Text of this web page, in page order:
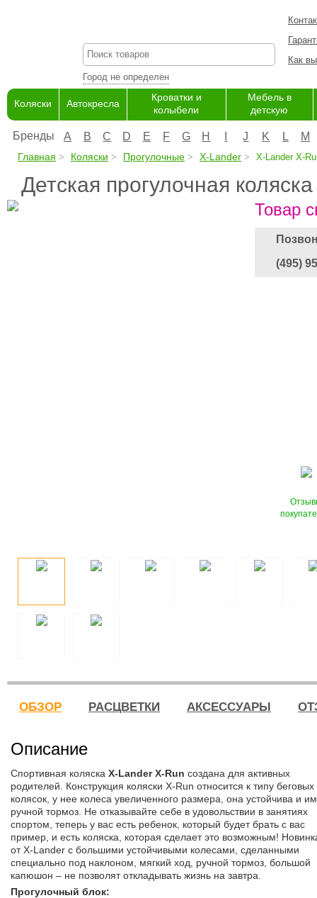
Город не определен
Как
Коляски Автокресла
Кроватки и
колыбели
Мебель в
детскую
Бренды A B C D E F G H J K L M
Главная Коляски Прогулочные X-Lander X-Lander X-
Детская прогулочная
Товар
(495)
ОБЗОР РАСЦВЕТКИ АКСЕССУАРЫ
Описание
Спортивная коляска X-Lander X-Run создана для активных
родителей. Конструкция коляски X-Run относится к типу беговых
колясок, у нее колеса увеличенного размера, она устойчива и
ручной тормоз. Не отказывайте себе в удовольствии в занятиях
спортом, теперь у вас есть ребенок, который будет брать с вас
пример, и есть коляска, которая сделает это возможным!
от X-Lander с большими устойчивыми колесами, сделанными
специально под наклоном, мягкий ход, ручной тормоз, большой
капюшон – не позволят откладывать жизнь на завтра.
Прогулочный блок: